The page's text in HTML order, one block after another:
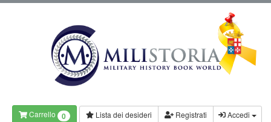
Carrello 0 Lista dei desideri Registrati Accedi